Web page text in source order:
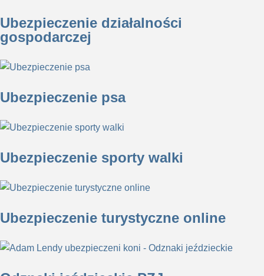
Ubezpieczenie działalności
gospodarczej
Ubezpieczenie psa
Ubezpieczenie sporty walki
Ubezpieczenie turystyczne online